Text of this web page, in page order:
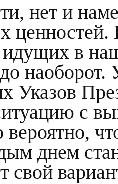
нет и
ценностей.
в
наоборот.
Указов
с
вероятно,
днем
свой